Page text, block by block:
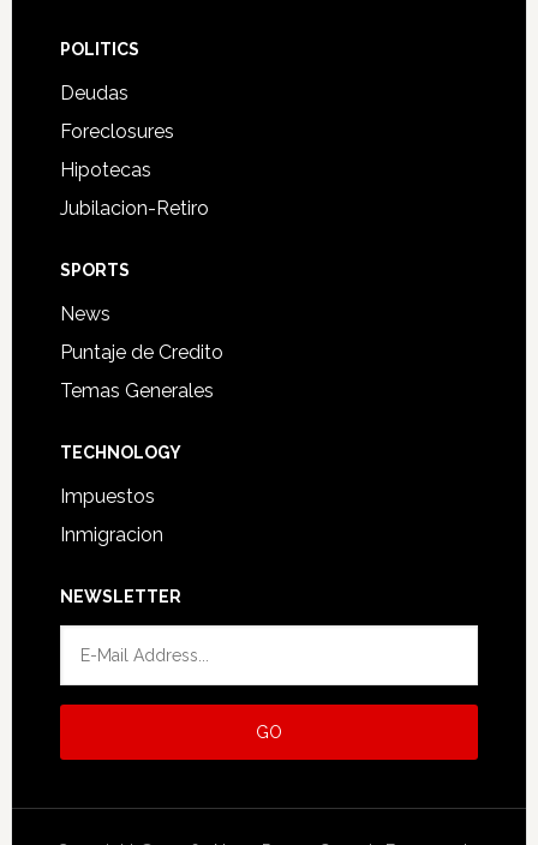
POLITICS
Deudas
Foreclosures
Hipotecas
Jubilacion-Retiro
SPORTS
News
Puntaje de Credito
Temas Generales
TECHNOLOGY
Impuestos
Inmigracion
NEWSLETTER